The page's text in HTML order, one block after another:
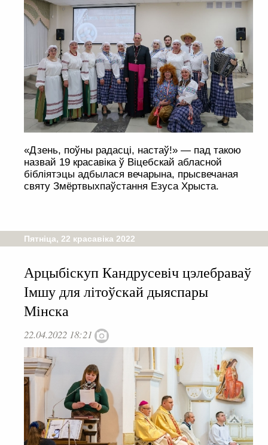
«Дзень, поўны радасці, настаў!» — пад такою
назвай 19 красавіка ў Віцебскай абласной
бібліятэцы адбылася вечарына, прысвечаная
святу Змёртвыхпаўстання Езуса Хрыста.
Пятніца, 22 красавіка 2022
Арцыбіскуп Кандрусевіч цэлебраваў
Імшу для літоўскай дыяспары
Мінска
22.04.2022 18:21